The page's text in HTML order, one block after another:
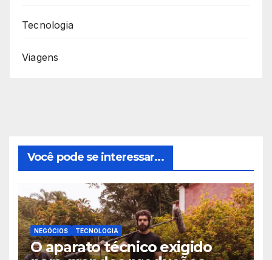
Tecnologia
Viagens
Você pode se interessar...
NEGÓCIOS TECNOLOGIA
O aparato técnico exigido